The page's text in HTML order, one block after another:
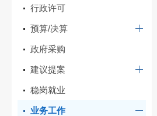
行政许可
预算/决算
政府采购
建议提案
稳岗就业
业务工作